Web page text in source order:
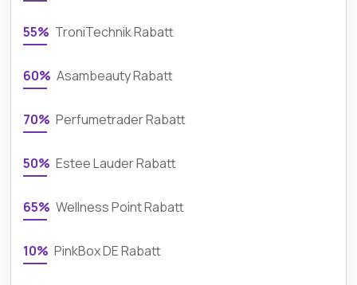
55% TroniTechnik Rabatt
60% Asambeauty Rabatt
70% Perfumetrader Rabatt
50% Estee Lauder Rabatt
65% Wellness Point Rabatt
10% PinkBox DE Rabatt